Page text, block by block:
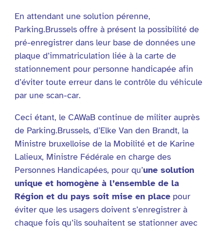
En attendant une solution pérenne,
Parking.Brussels offre à présent la possibilité de
pré-enregistrer dans leur base de données une
plaque d’immatriculation liée à la carte de
stationnement pour personne handicapée afin
d’éviter toute erreur dans le contrôle du véhicule
par une scan-car.
Ceci étant, le CAWaB continue de militer auprès
de Parking.Brussels, d’Elke Van den Brandt, la
Ministre bruxelloise de la Mobilité et de Karine
Lalieux, Ministre Fédérale en charge des
Personnes Handicapées, pour qu’une solution
unique et homogène à l’ensemble de la
Région et du pays soit mise en place pour
éviter que les usagers doivent s’enregistrer à
chaque fois qu’ils souhaitent se stationner avec